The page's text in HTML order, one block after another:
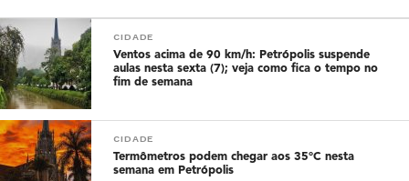
CIDADE
Ventos acima de 90 km/h: Petrópolis suspende
aulas nesta sexta (7); veja como fica o tempo no
fim de semana
CIDADE
Termômetros podem chegar aos 35°C nesta
semana em Petrópolis